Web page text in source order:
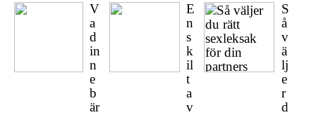
V
a
d
in
n
e
b
är
E
n
s
k
il
t
a
v
S
å
v
ä
lj
e
r
d